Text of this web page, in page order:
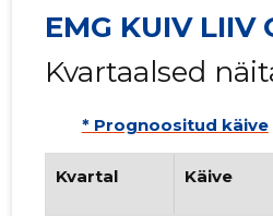
EMG KUIV LIIV
Kvartaalsed
* Prognoositud käive
Kvartal Käive